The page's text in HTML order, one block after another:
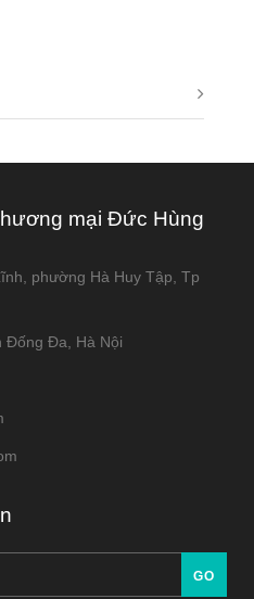
mại Đức Hùng
phường Hà Huy Tập, Tp
Đống Đa, Hà Nội